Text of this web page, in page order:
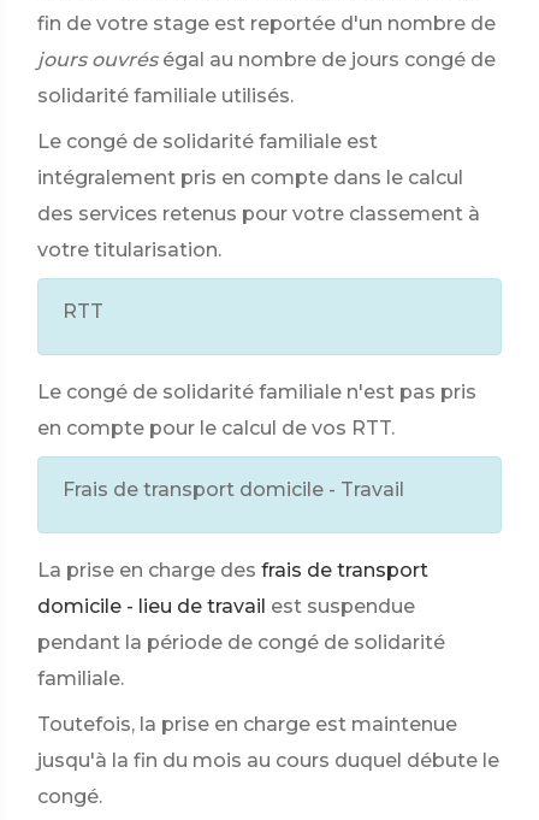
fin de votre stage est reportée d'un nombre de
jours ouvrés égal au nombre de jours congé de
solidarité familiale utilisés.
Le congé de solidarité familiale est
intégralement pris en compte dans le calcul
des services retenus pour votre classement à
votre titularisation.
RTT
Le congé de solidarité familiale n'est pas pris
en compte pour le calcul de vos RTT.
Frais de transport domicile - Travail
La prise en charge des frais de transport
domicile - lieu de travail est suspendue
pendant la période de congé de solidarité
familiale.
Toutefois, la prise en charge est maintenue
jusqu'à la fin du mois au cours duquel débute le
congé.